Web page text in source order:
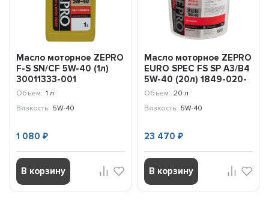
Масло моторное ZEPRO
F-S SN/CF 5W-40 (1л)
30011333-001
Объем: 1 л
Вязкость: 5W-40
1 080₽
В корзину
Масло моторное ZEPRO
EURO SPEC FS SP A3/B4
5W-40 (20л) 1849-020-
0
Объем: 20 л
Вязкость: 5W-40
23 470 ₽
В корзину